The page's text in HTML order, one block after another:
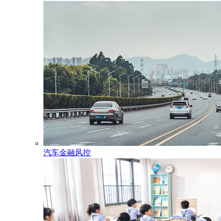
汽车金融风控